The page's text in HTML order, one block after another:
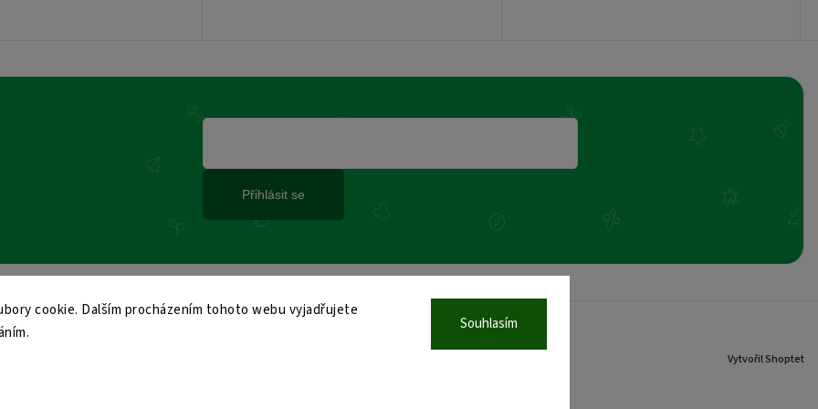
cookie. Dalším procházením tohoto webu vyjadřujete
Souhlasím
Přihlásit se
Vytvořil Shoptet